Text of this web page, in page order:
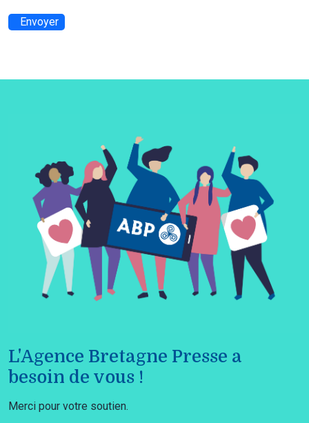
Envoyer
L'Agence Bretagne Presse a
besoin de vous !
Merci pour votre soutien.